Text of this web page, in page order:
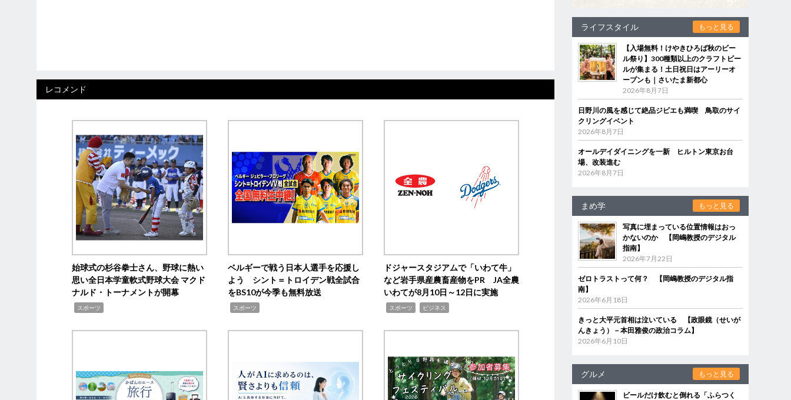
レコメンド
始球式の杉谷拳士さん、野球に熱い
思い全日本学童軟式野球大会 マクド
ナルド・トーナメントが開幕
スポーツ
ベルギーで戦う日本人選手を応援し
よう シント＝トロイデン戦全試合
をBS10が今季も無料放送
スポーツ
ドジャースタジアムで「いわて牛」
など岩手県産農畜産物をPR JA全農
いわてが8月10日～12日に実施
スポーツ ビジネス
ライフスタイル もっと見る
【入場無料！けやきひろば秋のビー
ル祭り】300種類以上のクラフトビー
ルが集まる！土日祝日はアーリーオ
ープンも｜さいたま新都心
2026年8月7日
日野川の風を感じて絶品ジビエも満喫 鳥取のサイ
クリングイベント
2026年8月7日
オールデイダイニングを一新 ヒルトン東京お台
場、改装進む
2026年8月7日
まめ学 もっと見る
写真に埋まっている位置情報はおっ
かないのか 【岡嶋教授のデジタル
指南】
2026年7月22日
ゼロトラストって何？ 【岡嶋教授のデジタル指
南】
2026年6月18日
きっと大平元首相は泣いている 【政眼鏡（せいが
んきょう）－本田雅俊の政治コラム】
2026年6月10日
グルメ もっと見る
ビールだけ飲むと倒れる「ふらつく